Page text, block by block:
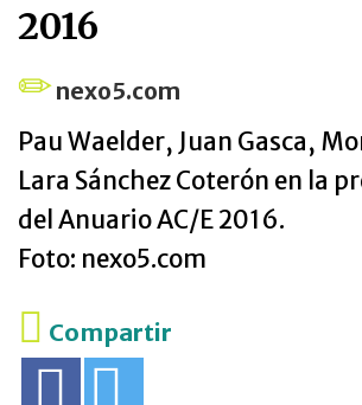
2016
nexo5.com
Pau Waelder, Juan Gasca,
Lara Sánchez Coterón en la
del Anuario AC/E 2016.
Foto: nexo5.com
Compartir